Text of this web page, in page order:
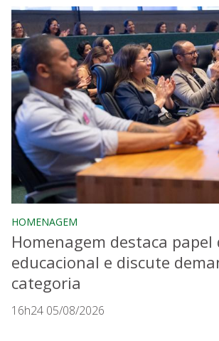
HOMENAGEM
Homenagem destaca
educacional e discute
categoria
16h24 05/08/2026